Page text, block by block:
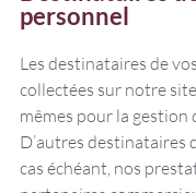
personnel
Les destinataires de
collectées sur notre
mêmes pour la
D’autres destinataires
cas échéant, nos